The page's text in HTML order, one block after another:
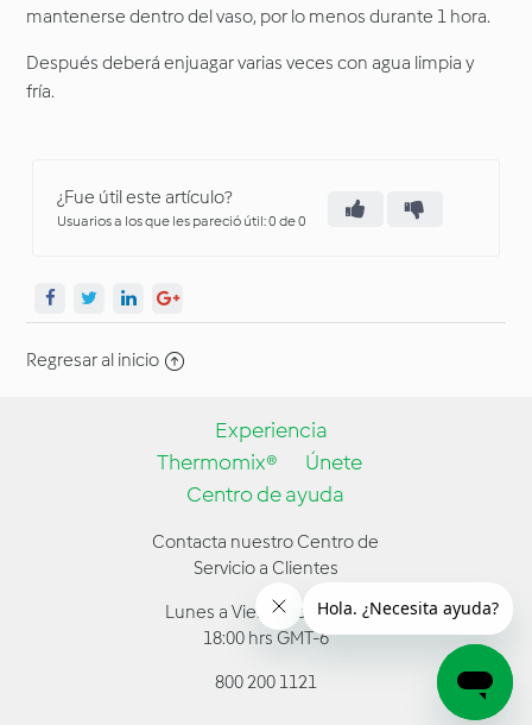
mantenerse dentro del vaso, por lo menos durante 1 hora.
Después deberá enjuagar varias veces con agua limpia y
fría.
¿Fue útil este artículo?
Usuarios a los que les pareció útil: 0 de 0
Regresar al inicio
Experiencia
Thermomix®
Únete
Centro de ayuda
Contacta nuestro Centro de
Servicio a Clientes
Lunes a Viernes de 9:00 a
18:00 hrs GMT-6
800 200 1121